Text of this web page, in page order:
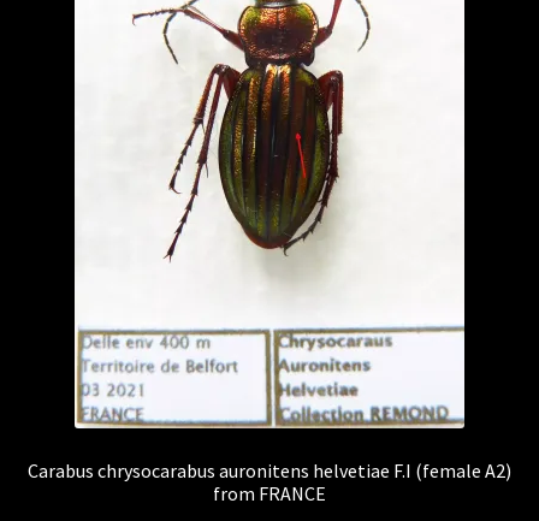
Carabus chrysocarabus auronitens helvetiae F.I (female A2)
from FRANCE